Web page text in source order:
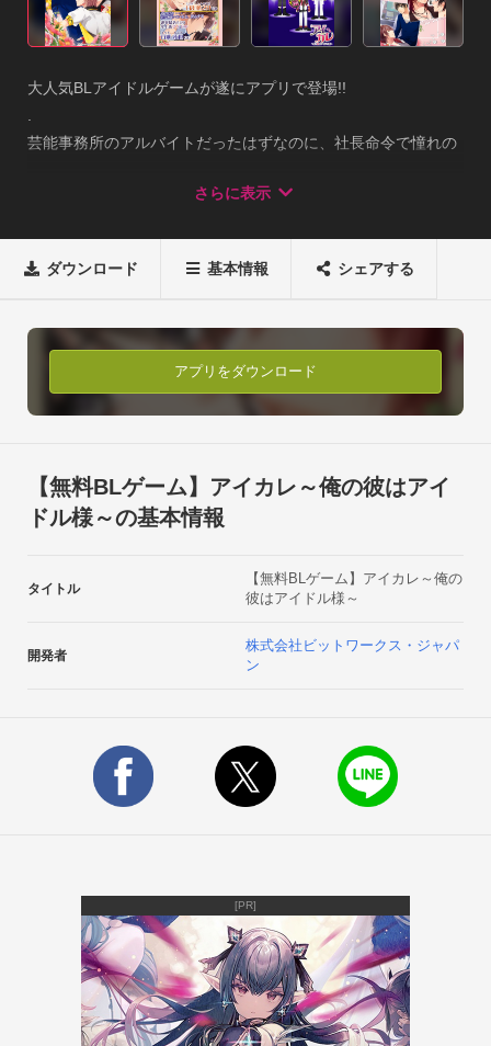
大人気BLアイドルゲームが遂にアプリで登場!!
芸能事務所のアルバイトだったはずなのに、社長命令で憧れの
でも、メンバーは簡単には認めてくれなくて…「この業界の洗
アイドル様との、ドラマティック☆ラブステージ！
◆人気クリエーター参加
シナリオは人気BL同人ゲーム『CAGE』を手掛けるサークル
『LOVE&amp;DESTROY』の休養沢ライチ、
『ショタマッチョ』等、奇抜なアイデアBLを手掛ける『BLジャ
◆美麗なイラスト
各キャラクターの好感度を上げていくと、美麗スチルつきの特
・無料でシナリオチケットが1日5枚配布されるので、彼と過ご
して好感度UPさせよう！
・期間限定イベントなどもあるのでチェック♪
さらに表示
ダウンロード 基本情報 シェアする
アプリをダウンロード
【無料BLゲーム】アイカレ～俺の彼はアイ
ドル様～の基本情報
タイトル
【無料BLゲーム】アイカレ～俺の
彼はアイドル様～
開発者
株式会社ビットワークス・ジャパ
ン
[PR]